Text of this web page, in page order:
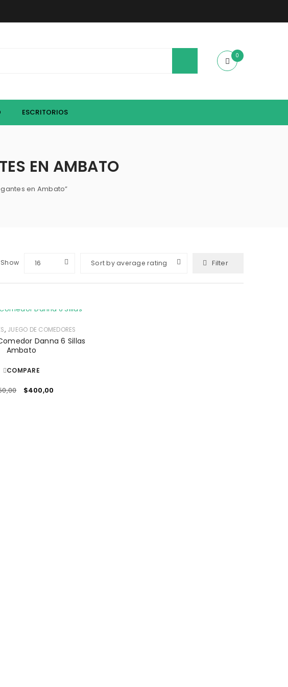
0
ESCRITORIOS
EN AMBATO
en Ambato”
Filter
Sort by average rating
Show 16
, JUEGO DE COMEDORES
Danna 6 Sillas
Ambato
COMPARE
$400,00